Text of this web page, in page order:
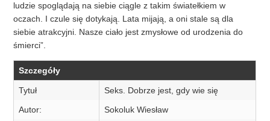
ludzie spoglądają na siebie ciągle z takim światełkiem w
oczach. I czule się dotykają. Lata mijają, a oni stale są dla
siebie atrakcyjni. Nasze ciało jest zmysłowe od urodzenia do
śmierci”.
Szczegóły
Tytuł
Seks. Dobrze jest, gdy wie się
Autor:
Sokoluk Wiesław